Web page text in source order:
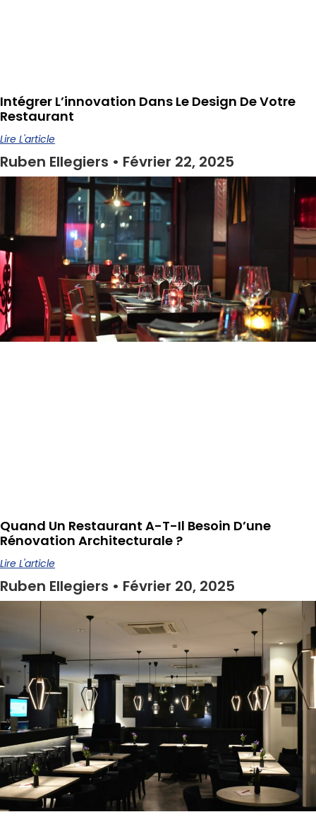
Intégrer L’innovation Dans Le Design De Votre
Restaurant
Lire L'article
Ruben Ellegiers Février 22, 2025
Quand Un Restaurant A-T-Il Besoin D’une
Rénovation Architecturale ?
Lire L'article
Ruben Ellegiers Février 20, 2025